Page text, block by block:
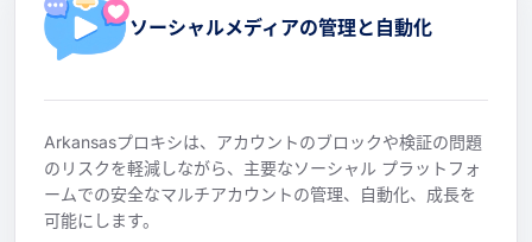
ソーシャルメディアの管理と自動化
Arkansasプロキシは、アカウントのブロックや検証の問題
のリスクを軽減しながら、主要なソーシャル プラットフォ
ームでの安全なマルチアカウントの管理、自動化、成長を
可能にします。